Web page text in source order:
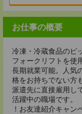
お仕事の概要
冷凍・冷蔵食品のピ
フォークリフトを使
長期就業可能。人気
格をお持ちでない方
派遣先に直接雇用し
活躍中の職場です。
！お友達紹介キャ